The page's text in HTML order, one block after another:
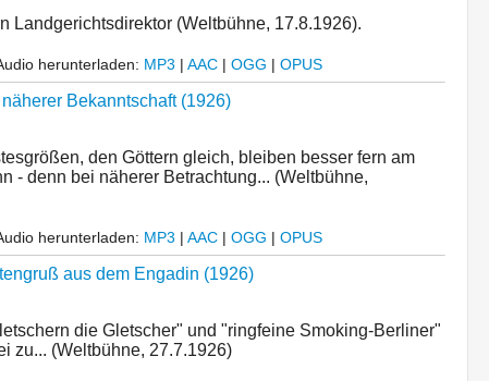
Landgerichtsdirektor (Weltbühne, 17.8.1926).
herunterladen: MP3 | AAC | OGG | OPUS
Bekanntschaft (1926)
den Göttern gleich, bleiben besser fern am
- denn bei näherer Betrachtung... (Weltbühne,
herunterladen: MP3 | AAC | OGG | OPUS
aus dem Engadin (1926)
die Gletscher" und "ringfeine Smoking-Berliner"
zu... (Weltbühne, 27.7.1926)